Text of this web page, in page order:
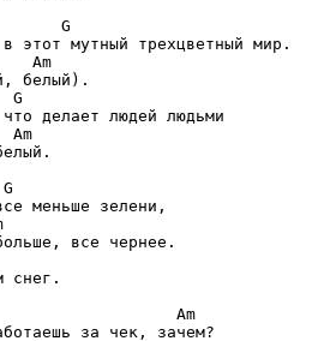
G
этот мутный трехцветный мир.
Am
делает людей людьми
снег.
Am